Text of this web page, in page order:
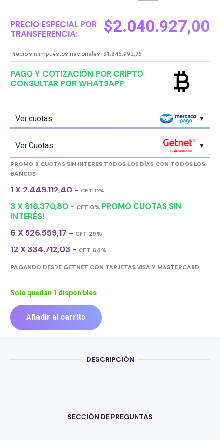
PRECIO ESPECIAL POR
TRANSFERENCIA:
$2.040.927,00
Precio sin impuestos nacionales: $1.846.992,76
PAGO Y COTIZACIÓN POR CRIPTO
CONSULTAR POR WHATSAPP
currency_bitcoin
Ver cuotas
Ver Cuotas
PROMO 3 CUOTAS SIN INTERES TODOS LOS DÍAS CON TODOS LOS
BANCOS
1 X 2.449.112,40 - CFT 0%
3 X 816.370,80 - CFT 0% PROMO CUOTAS SIN
INTERÉS!
6 X 526.559,17 - CFT 29%
12 X 334.712,03 - CFT 64%
PAGANDO DESDE GETNET CON TARJETAS VISA Y MASTERCARD
Solo quedan 1 disponibles
SAMSUNG
TELEFONO
Añadir al carrito
DESCRIPCIÓN
SECCIÓN DE PREGUNTAS